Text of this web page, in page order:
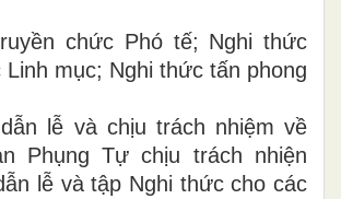
chức Phó tế; Nghi thức
mục; Nghi thức tấn phong
lễ và chịu trách nhiệm về
Phụng Tự chịu trách nhiện
lễ và tập Nghi thức cho các